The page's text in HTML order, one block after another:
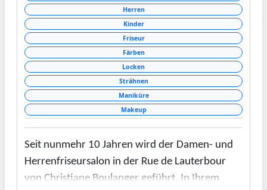
Herren
Kinder
Friseur
Färben
Locken
Strähnen
Maniküre
Makeup
Seit nunmehr 10 Jahren wird der Damen- und
Herrenfriseursalon in der Rue de Lauterbour
von Christiane Boulanger geführt. In Ihrem